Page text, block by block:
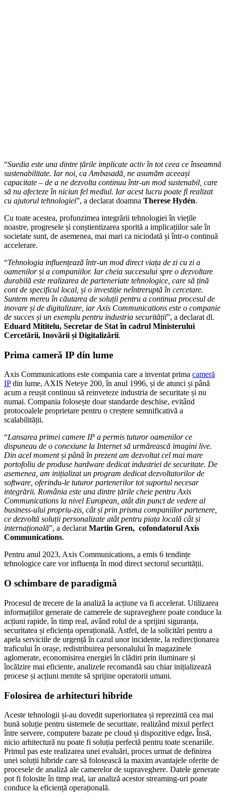
“Suedia este una dintre țările implicate activ în tot ceea ce înseamnă
sustenabilitate. Iar noi, ca Ambasadă, ne asumăm aceeași
capacitate – de a ne dezvolta continuu într-un mod sustenabil, care
să nu afecteze în niciun fel mediul. Iar acest lucru poate fi realizat
cu ajutorul tehnologiei”, a declarat doamna Therese Hydén.
Cu toate acestea, profunzimea integrării tehnologiei în viețile
noastre, progresele și conștientizarea sporită a implicațiilor sale în
societate sunt, de asemenea, mai mari ca niciodată și într-o continuă
accelerare.
“Tehnologia influențează într-un mod direct viața de zi cu zi a
oamenilor și a companiilor. Iar cheia succesului spre o dezvoltare
durabilă este realizarea de parteneriate tehnologice, care să țină
cont de specificul local, și o investiție neîntreruptă în cercetare.
Suntem mereu în căutarea de soluții pentru a continua procesul de
inovare și de digitalizare, iar Axis Communications este o companie
de succes și un exemplu pentru industria securității”, a declarat dl.
Eduard Mititelu, Secretar de Stat în cadrul Ministerului
Cercetării, Inovării și Digitalizării.
Prima cameră IP din lume
Axis Communications este compania care a inventat prima cameră
IPdin lume, AXIS Neteye 200, în anul 1996, și de atunci și până
acum a reușit continuu să reinveteze industria de securitate și nu
numai. Compania folosește doar standarde deschise, evitând
protocoalele proprietare pentru o creștere semnificativă a
scalabilității.
“Lansarea primei camere IP a permis tuturor oamenilor ce
dispuneau de o conexiune la Internet să urmărească imagini live.
Din acel moment și până în prezent am dezvoltat cel mai mare
portofoliu de produse hardware dedicat industriei de securitate. De
asemenea, am inițializat un program dedicat dezvoltatorilor de
software, oferindu-le tuturor partenerilor tot suportul necesar
integrării. România este una dintre țările cheie pentru Axis
Communications la nivel European, atât din punct de vedere al
business-ului propriu-zis, cât și prin prisma companiilor partenere,
ce dezvoltă soluții personalizate atât pentru piața locală cât și
internațională”, a declarat Martin Gren, cofondatorul Axis
Communications.
Pentru anul 2023, Axis Communications, a emis 6 tendințe
tehnologice care vor influența în mod direct sectorul securității.
O schimbare de paradigmă
Procesul de trecere de la analiză la acțiune va fi accelerat. Utilizarea
informațiilor generate de camerele de supraveghere poate conduce la
acțiuni rapide, în timp real, având rolul de a sprijini siguranța,
securitatea și eficiența operațională. Astfel, de la solicitări pentru a
apela serviciile de urgență în cazul unor incidente, la redirecționarea
traficului în orașe, redistribuirea personalului în magazinele
aglomerate, economisirea energiei în clădiri prin iluminare și
încălzire mai eficiente, analizele recomandă sau chiar inițializează
procese și acțiuni menite să sprijine operatorii umani.
Folosirea de arhitecturi hibride
Aceste tehnologii și-au dovedit superioritatea și reprezintă cea mai
bună soluție pentru sistemele de securitate, realizând mixul perfect
între servere, computere bazate pe cloud și dispozitive edge. Însă,
nicio arhitectură nu poate fi soluția perfectă pentru toate scenariile.
Primul pas este realizarea unei evaluări, proces urmat de definirea
unei soluții hibride care să folosească la maxim avantajele oferite de
procesele de analiză ale camerelor de supraveghere. Datele generate
pot fi folosite în timp real, iar analiză acestor streaming-uri poate
conduce la eficiență operațională.